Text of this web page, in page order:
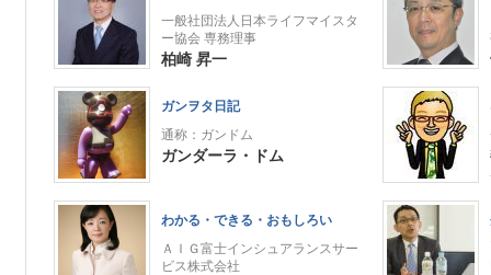
一般社団法人日本ライフマイスタ
ー協会 専務理事
柏崎 昇一
ガンヲタ日記
通称：ガンドム
ガンダーラ・ドム
わかる・できる・おもしろい
ＡＩＧ富士インシュアランスサー
ビス株式会社